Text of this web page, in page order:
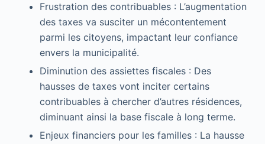
Frustration des contribuables : L’augmentation
des taxes va susciter un mécontentement
parmi les citoyens, impactant leur confiance
envers la municipalité.
Diminution des assiettes fiscales : Des
hausses de taxes vont inciter certains
contribuables à chercher d’autres résidences,
diminuant ainsi la base fiscale à long terme.
Enjeux financiers pour les familles : La hausse